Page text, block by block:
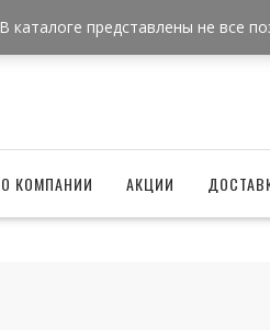
О КОМПАНИИ АКЦИИ
В каталоге представлены не все